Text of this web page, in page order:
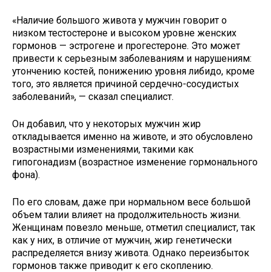
«Наличие большого живота у мужчин говорит о
низком тестостероне и высоком уровне женских
гормонов — эстрогене и прогестероне. Это может
привести к серьезным заболеваниям и нарушениям:
утончению костей, понижению уровня либидо, кроме
того, это является причиной сердечно-сосудистых
заболеваний», — сказал специалист.
Он добавил, что у некоторых мужчин жир
откладывается именно на животе, и это обусловлено
возрастными изменениями, такими как
гипогонадизм (возрастное изменение гормонального
фона).
По его словам, даже при нормальном весе большой
объем талии влияет на продолжительность жизни.
Женщинам повезло меньше, отметил специалист, так
как у них, в отличие от мужчин, жир генетически
распределяется внизу живота. Однако переизбыток
гормонов также приводит к его скоплению.